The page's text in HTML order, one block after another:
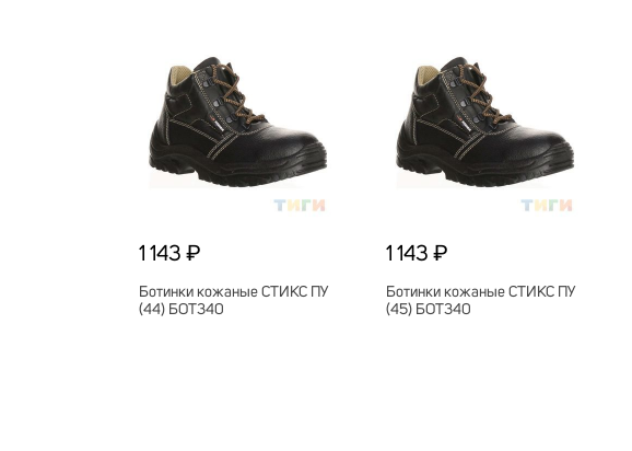
1 143 ₽
Ботинки кожаные СТИКС ПУ
(44) БОТ340
1 143 ₽
Ботинки кожаные СТИКС ПУ
(45) БОТ340